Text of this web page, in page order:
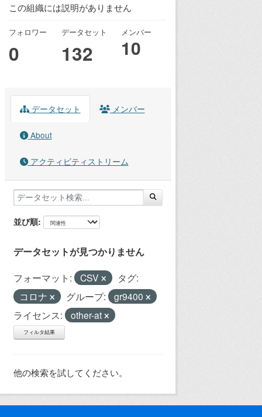
この組織には説明がありません
フォロワー
0
データセット
132
メンバー
10
データセット メンバー
About
アクティビティストリーム
並び順
データセットが見つかりません
フォーマット: CSV
タグ:
コロナ
グループ:
gr9400
ライセンス:
other-at
フィルタ結果
他の検索を試してください。